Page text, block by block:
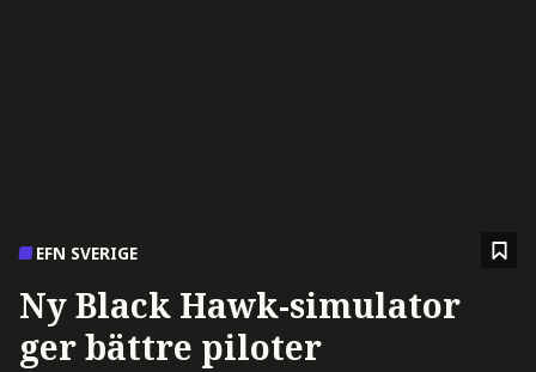
EFN SVERIGE
Ny Black Hawk-simulator
ger bättre piloter